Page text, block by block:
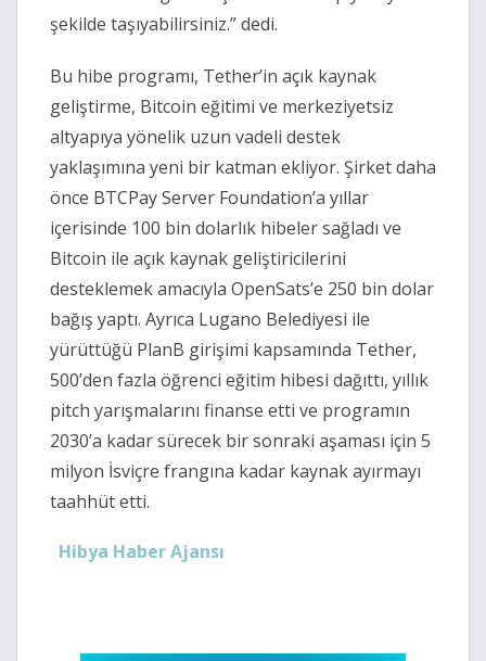
şekilde taşıyabilirsiniz.” dedi.
Bu hibe programı, Tether’in açık kaynak
geliştirme, Bitcoin eğitimi ve merkeziyetsiz
altyapıya yönelik uzun vadeli destek
yaklaşımına yeni bir katman ekliyor. Şirket daha
önce BTCPay Server Foundation’a yıllar
içerisinde 100 bin dolarlık hibeler sağladı ve
Bitcoin ile açık kaynak geliştiricilerini
desteklemek amacıyla OpenSats’e 250 bin dolar
bağış yaptı. Ayrıca Lugano Belediyesi ile
yürüttüğü PlanB girişimi kapsamında Tether,
500’den fazla öğrenci eğitim hibesi dağıttı, yıllık
pitch yarışmalarını finanse etti ve programın
2030’a kadar sürecek bir sonraki aşaması için 5
milyon İsviçre frangına kadar kaynak ayırmayı
taahhüt etti.
Hibya Haber Ajansı